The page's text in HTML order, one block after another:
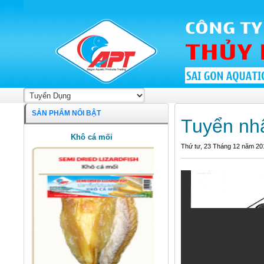
Tuyển
Thứ tư, 23 Tháng 12 năm
SẢN PHẨM NỔI BẬT
Khô cá mối